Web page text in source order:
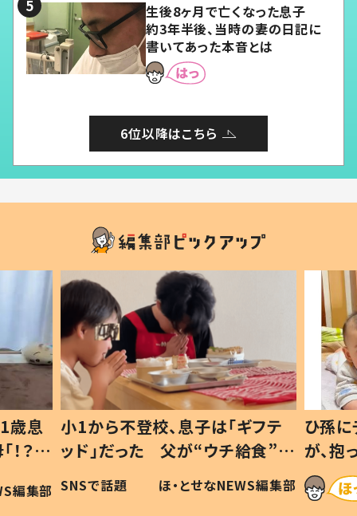
生後8ヶ月で亡くなった息子
約3年半後、当時の妻の日記に
書いてあった本音とは
6位以降はこちら
歳息
？」
編集部
小1から不登校、息子は「ギフテ
ッド」だった 父が“ウチ給食”を
作り続ける理由とは #令和の親
#令和の子
SNSで話題 ほ・とせなNEWS編集部
ひ孫
が、
「涙が
い」